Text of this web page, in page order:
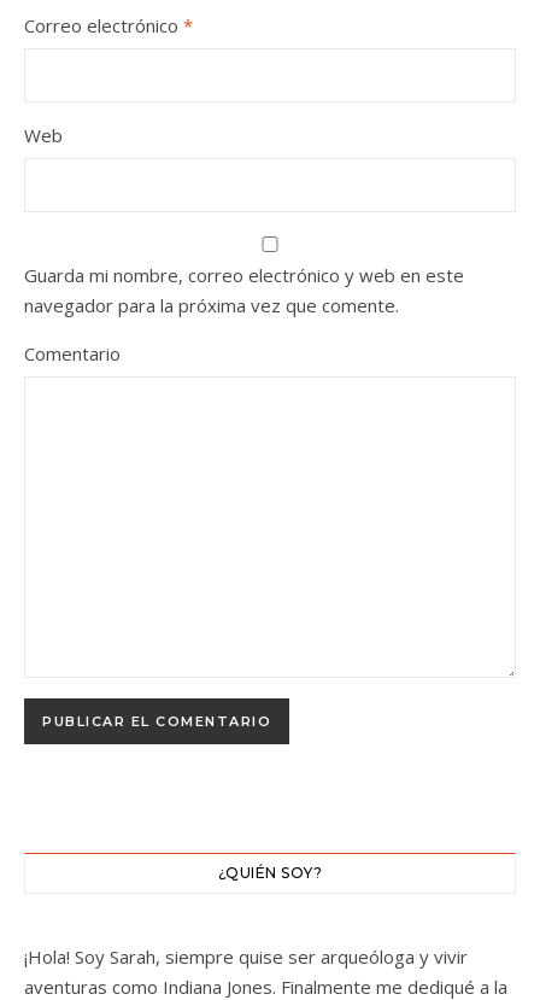
Correo electrónico *
Web
Guarda mi nombre, correo electrónico y web en este
navegador para la próxima vez que comente.
Comentario
¿QUIÉN SOY?
¡Hola! Soy Sarah, siempre quise ser arqueóloga y vivir
aventuras como Indiana Jones. Finalmente me dediqué a la